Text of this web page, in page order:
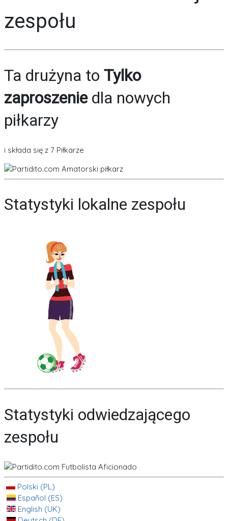
zespołu
Ta drużyna to Tylko
zaproszeniedla nowych
piłkarzy
i składa się z 7 Piłkarze
Statystyki lokalne zespołu
Statystyki odwiedzającego
zespołu
Polski (PL)
Español (ES)
English (UK)